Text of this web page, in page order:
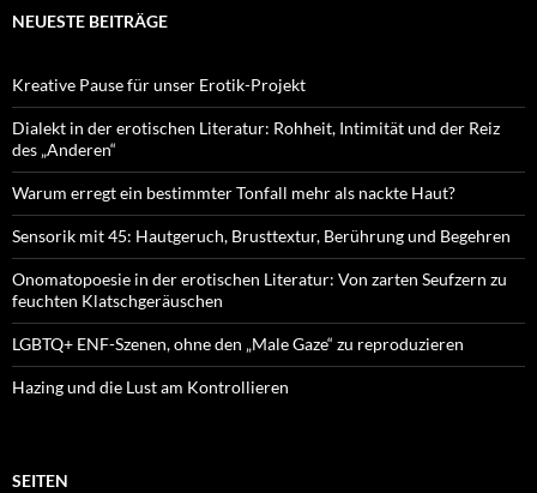
NEUESTE BEITRÄGE
Kreative Pause für unser Erotik-Projekt
Dialekt in der erotischen Literatur: Rohheit, Intimität und der Reiz
des „Anderen“
Warum erregt ein bestimmter Tonfall mehr als nackte Haut?
Sensorik mit 45: Hautgeruch, Brusttextur, Berührung und Begehren
Onomatopoesie in der erotischen Literatur: Von zarten Seufzern zu
feuchten Klatschgeräuschen
LGBTQ+ ENF-Szenen, ohne den „Male Gaze“ zu reproduzieren
Hazing und die Lust am Kontrollieren
SEITEN